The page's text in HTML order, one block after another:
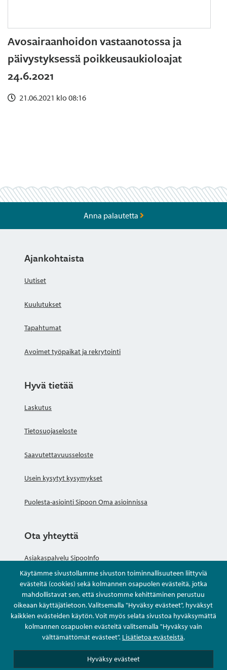
Avosairaanhoidon vastaanotossa ja
päivystyksessä poikkeusaukioloajat
24.6.2021
21.06.2021 klo 08:16
Käytämme sivustollamme sivuston toiminnallisuuteen liittyviä
evästeitä (cookies) sekä kolmannen osapuolen evästeitä, jotka
mahdollistavat sen, että sivustomme kehittäminen perustuu
oikeaan käyttäjätietoon. Valitsemalla "Hyväksy evästeet", hyväksyt
kaikkien evästeiden käytön. Voit myös selata sivustoa hyväksymättä
kolmannen osapuolen evästeitä valitsemalla "Hyväksy vain
välttämättömät evästeet". Lisätietoa evästeistä.
Hyväksy evästeet
Anna palautetta
Ajankohtaista
Uutiset
Kuulutukset
Tapahtumat
Avoimet työpaikat ja rekrytointi
Hyvä tietää
Laskutus
Tietosuojaseloste
Saavutettavuusseloste
Usein kysytyt kysymykset
Puolesta-asiointi Sipoon Oma asioinnissa
Ota yhteyttä
Asiakaspalvelu SipooInfo
Anna palautetta nimettömästi
Kysy tai asioi
Yhteystiedot